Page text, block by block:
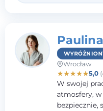
Wrocław
★★★★★5,0
W swojej
atmosfery,
bezpiecznie,